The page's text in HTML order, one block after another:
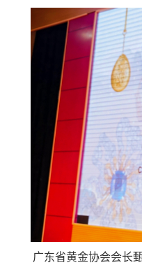
广东省黄金协会会长